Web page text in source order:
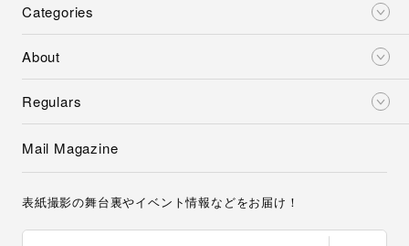
Categories
About
Regulars
Mail Magazine
表紙撮影の舞台裏やイベント情報などをお届け！